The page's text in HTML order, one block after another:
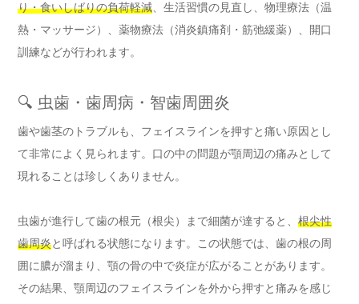
り・食いしばりの負荷軽減、生活習慣の見直し、物理療法（温
熱・マッサージ）、薬物療法（消炎鎮痛剤・筋弛緩薬）、開口
訓練などが行われます。
🔍 虫歯・歯周病・智歯周囲炎
歯や歯茎のトラブルも、フェイスラインを押すと痛い原因とし
て非常によく見られます。口の中の問題が顎周辺の痛みとして
現れることは珍しくありません。
虫歯が進行して歯の根元（根尖）まで細菌が達すると、 根尖性
歯周炎と呼ばれる状態になります。この状態では、歯の根の周
囲に膿が溜まり、顎の骨の中で炎症が広がることがあります。
その結果、顎周辺のフェイスラインを外から押すと痛みを感じ